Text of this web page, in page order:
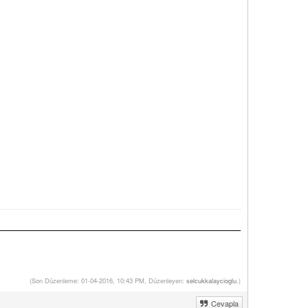
(Son Düzenleme: 01-04-2016, 10:43 PM, Düzenleyen: selcukkalaycioglu.)
Cevapla